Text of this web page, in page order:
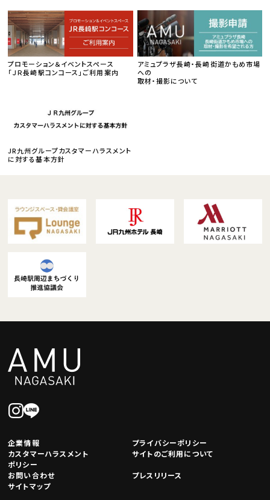
プロモーション＆イベントスペース
「ＪＲ長崎駅コンコース」ご利用案内
アミュプラザ長崎・長崎街道かもめ市場
への
取材・撮影について
JR九州グループカスタマーハラスメント
に対する基本方針
企業情報
プライバシーポリシー
カスタマーハラスメント
ポリシー
サイトのご利用について
お問い合わせ
プレスリリース
サイトマップ